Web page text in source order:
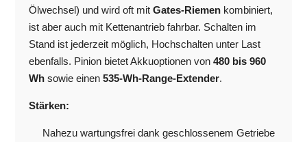
Ölwechsel) und wird oft mitGates-Riemen kombiniert,
ist aber auch mit Kettenantrieb fahrbar. Schalten im
Stand ist jederzeit möglich, Hochschalten unter Last
ebenfalls. Pinion bietet Akkuoptionen von480 bis 960
Wh sowie einen535-Wh-Range-Extender.
Stärken:
Nahezu wartungsfrei dank geschlossenem Getriebe